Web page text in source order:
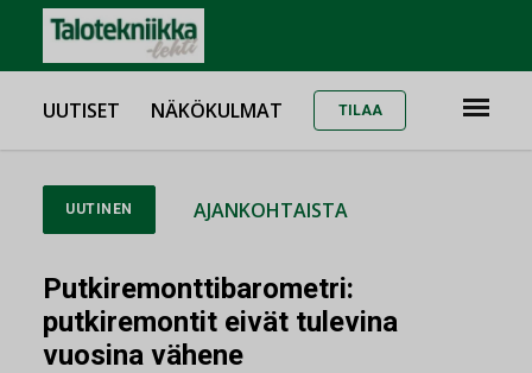
UUTISET NÄKÖKULMAT TILAA
UUTINEN AJANKOHTAISTA
Putkiremonttibarometri:
putkiremontit eivät tulevina
vuosina vähene